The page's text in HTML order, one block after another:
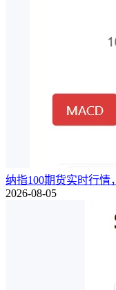
纳指100期货实时行情
2026-08-05